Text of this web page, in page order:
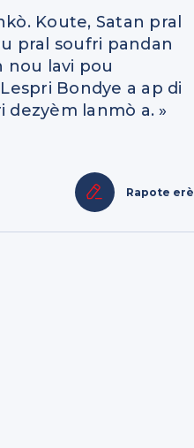
Koute, Satan pral
pral soufri pandan
nou lavi pou
Bondye a ap di
dezyèm lanmò a. »
Rapote erè